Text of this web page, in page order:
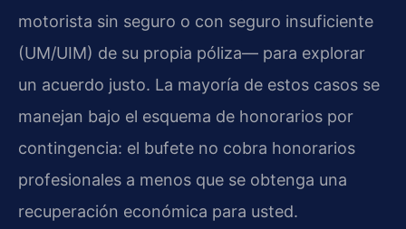
motorista sin seguro o con seguro insuficiente
(UM/UIM) de su propia póliza— para explorar
un acuerdo justo. La mayoría de estos casos se
manejan bajo el esquema de honorarios por
contingencia: el bufete no cobra honorarios
profesionales a menos que se obtenga una
recuperación económica para usted.